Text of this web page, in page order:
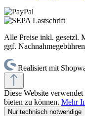
Alle Preise inkl. gesetzl.
ggf.
Realisiert mit
Diese Website
bieten zu können. Mehr
Nur technisch notwendige